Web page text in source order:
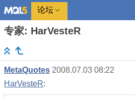
论坛
专家: HarVesteR
MetaQuotes 2008.07.03 08:22
HarVesteR: